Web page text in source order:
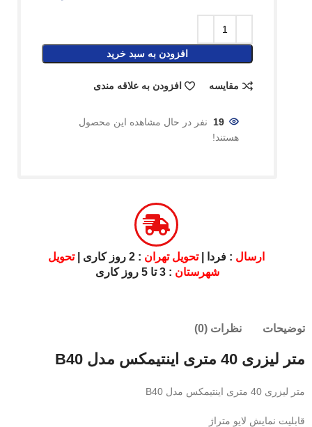
افزودن به سبد خرید
مقایسه افزودن به علاقه مندی
19 نفر در حال مشاهده این محصول
هستند!
ارسال : فردا |تحویل تهران : 2 روز کاری |
تحویل
شهرستان : 3 تا 5 روز کاری
توضیحات نظرات (0)
متر لیزری 40 متری اینتیمکس مدل B40
متر لیزری 40 متری اینتیمکس مدل B40
قابلیت نمایش لایو متراژ